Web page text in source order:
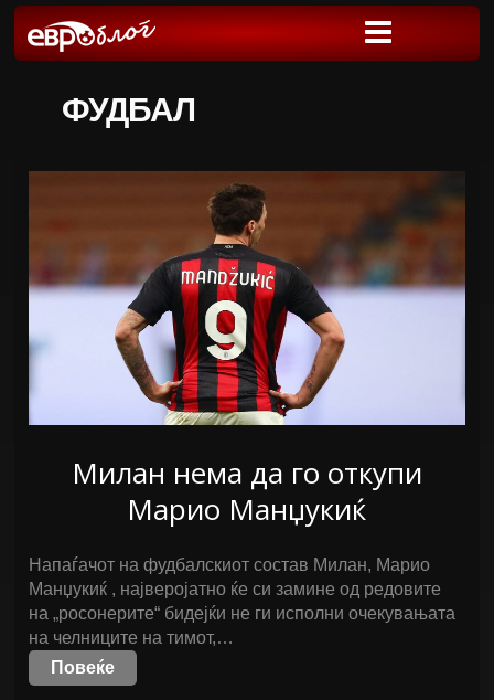
ФУДБАЛ
Милан нема да го откупи
Марио Манџукиќ
Напаѓачот на фудбалскиот состав Милан, Марио
Манџукиќ , најверојатно ќе си замине од редовите
на „росонерите“ бидејќи не ги исполни очекувањата
на челниците на тимот,…
Повеќе